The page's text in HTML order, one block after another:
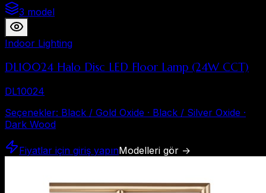
3 model
Indoor Lighting
DL10024 Halo Disc LED Floor Lamp (24W CCT)
DL10024
Seçenekler: Black / Gold Oxide · Black / Silver Oxide ·
Dark Wood
Fiyatlar için giriş yapınModelleri gör →